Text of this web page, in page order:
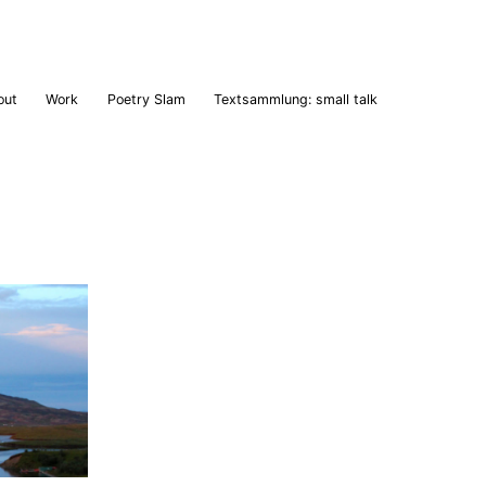
Work Poetry Slam Textsammlung: small talk